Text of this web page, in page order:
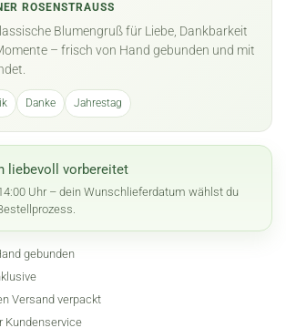
ROSENSTRAUSS
Blumengruß für Liebe, Dankbarkeit
– frisch von Hand gebunden und mit
Danke Jahrestag
liebevoll vorbereitet
Uhr – dein Wunschlieferdatum wählst du
gebunden
Versand verpackt
Kundenservice